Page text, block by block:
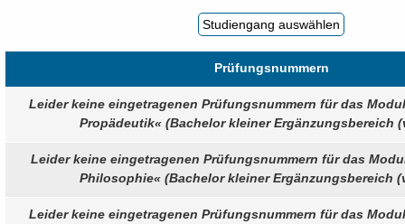
Prüfungsnummern
Leider keine eingetragenen Prüfungsnummern für das
Propädeutik« (Bachelor kleiner Ergänzungsbereich
Leider keine eingetragenen Prüfungsnummern für das
Philosophie« (Bachelor kleiner Ergänzungsbereich
Leider keine eingetragenen Prüfungsnummern für das